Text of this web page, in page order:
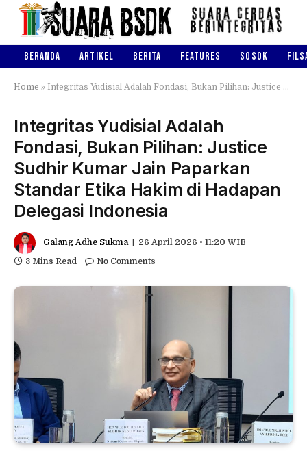
BERANDA ARTIKEL BERITA FEATURES SOSOK
Home » Integritas Yudisial Adalah Fondasi, Bukan Pilihan: Justice Sudhir Kumar Jain Paparkan Standar Etika Hakim di Hadapan Delegasi Indonesia
Integritas Yudisial Adalah
Fondasi, Bukan Pilihan: Justice
Sudhir Kumar Jain Paparkan
Standar Etika Hakim di Hadapan
Delegasi Indonesia
Galang Adhe Sukma
26 April 2026 • 11:20 WIB
3 Mins Read
No Comments